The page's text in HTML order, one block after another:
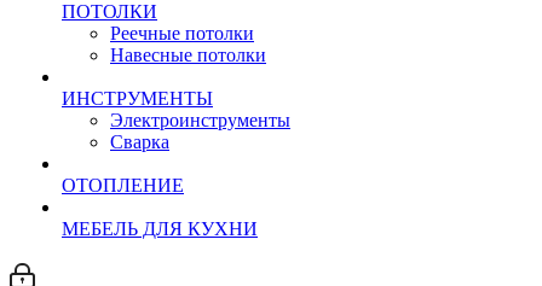
ПОТОЛКИ
Реечные потолки
Навесные потолки
ИНСТРУМЕНТЫ
Электроинструменты
Сварка
ОТОПЛЕНИЕ
МЕБЕЛЬ ДЛЯ КУХНИ